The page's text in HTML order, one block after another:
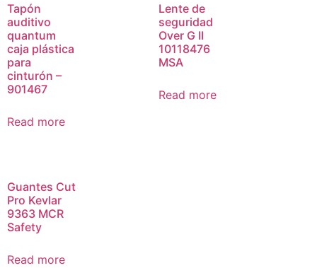
Tapón
auditivo
quantum
caja plástica
para
cinturón –
901467
Read more
Lente de
seguridad
Over G II
10118476
MSA
Read more
Guantes Cut
Pro Kevlar
9363 MCR
Safety
Read more